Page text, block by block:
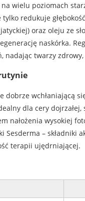
na wielu poziomach
tylko redukuje
oraz oleju ze
naskórka.
twarzy
wchłaniającą
dla cery
nałożenia wysokiej
–
terapii ujędrniającej.